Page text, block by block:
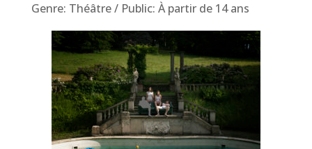
Genre: Théâtre / Public: À partir de 14 ans